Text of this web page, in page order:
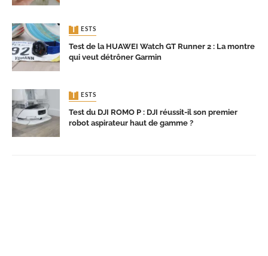
TESTS
Test de la HUAWEI Watch GT Runner 2 : La montre
qui veut détrôner Garmin
TESTS
Test du DJI ROMO P : DJI réussit-il son premier
robot aspirateur haut de gamme ?